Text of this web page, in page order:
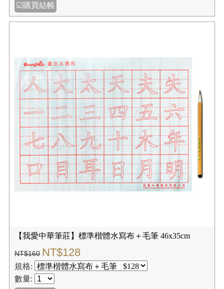
☑購買結帳
【我愛中華筆莊】標準楷體水寫布＋毛筆 46x35cm
NT$160 NT$128
規格:
數量: